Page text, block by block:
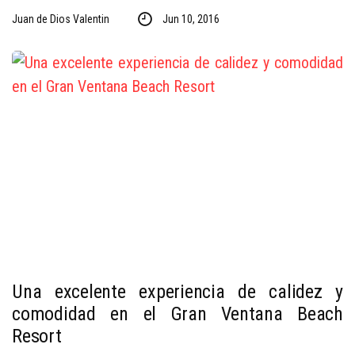
Juan de Dios Valentin Jun 10, 2016
Una excelente experiencia de calidez y
comodidad en el Gran Ventana Beach
Resort